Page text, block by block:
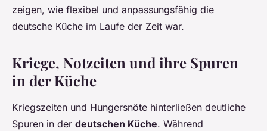
zeigen, wie flexibel und anpassungsfähig die
deutsche Küche im Laufe der Zeit war.
Kriege, Notzeiten und ihre Spuren
in der Küche
Kriegszeiten und Hungersnöte hinterließen deutliche
Spuren in der deutschen Küche. Während